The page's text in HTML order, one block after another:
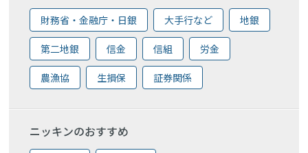
財務省・金融庁・日銀 大手行など 地銀
第二地銀 信金 信組 労金
農漁協 生損保 証券関係
ニッキンのおすすめ